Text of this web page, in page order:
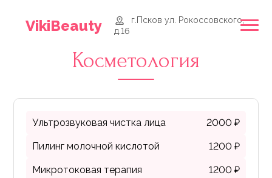
VikiBeauty
г.Псков ул. Рокоссовского,
д.16
Косметология
Ультрозвуковая чистка лица 2000 ₽
Пилинг молочной кислотой 1200 ₽
Микротоковая терапия 1200 ₽